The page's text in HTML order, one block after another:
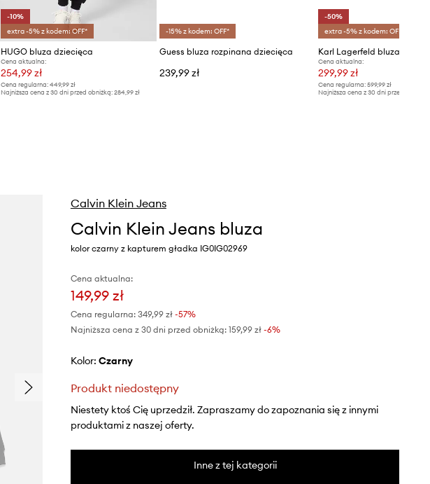
-10%
extra -5% z kodem: OFF*
HUGO bluza dziecięca
Cena aktualna:
254,99 zł
Cena regularna: 449,99 zł
Najniższa cena z 30 dni przed obniżką: 284,99 zł
-15% z kodem: OFF*
Guess bluza rozpinana dziecięca
239,99 zł
-50%
extra -5% z kodem: OFF*
Karl Lagerfeld bluza
Cena aktualna:
299,99 zł
Cena regularna: 599,99 zł
Najniższa cena z 30 dni przed obniżką:
Calvin Klein Jeans
Calvin Klein Jeans bluza
kolor czarny z kapturem gładka IG0IG02969
Cena aktualna:
149,99 zł
Cena regularna: 349,99 zł-57%
Najniższa cena z 30 dni przed obniżką: 159,99 zł -6%
Kolor: czarny
Produkt niedostępny
Niestety ktoś Cię uprzedził. Zapraszamy do zapoznania się z innymi
produktami z naszej oferty.
Inne z tej kategorii